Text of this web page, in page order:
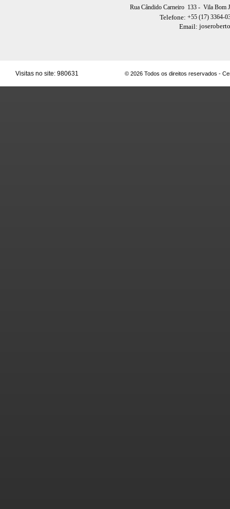
Rua Cândido Carneiro 133 - Vila Bom
Telefone: +55 (17) 3364-
Email:
Visitas no site: 980631 © 2026 Todos os direitos reservados -